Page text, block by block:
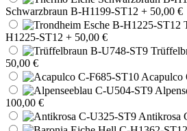
Schwarzbraun B-H1199-ST12 + 50,00 €
H1225-ST12 + 50,00 €
50,00 €
Acapulco
100,00 €
Antikrosa